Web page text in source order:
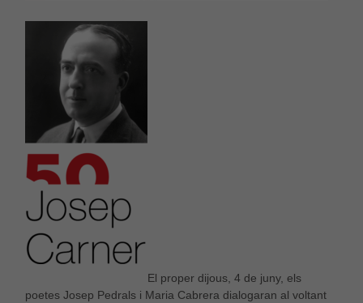
El proper dijous, 4 de juny, els
poetes Josep Pedrals i Maria Cabrera dialogaran al voltant